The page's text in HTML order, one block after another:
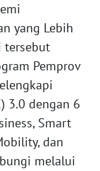
yang Lebih
tersebut
Pemprov
3.0 dengan 6
Smart
dan
melalui